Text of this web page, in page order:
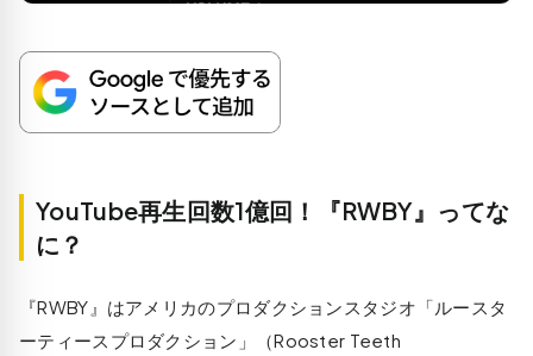
YouTube再生回数1億回！『RWBY』ってな
に？
『RWBY』はアメリカのプロダクションスタジオ「ルースタ
ーティースプロダクション」（Rooster Teeth